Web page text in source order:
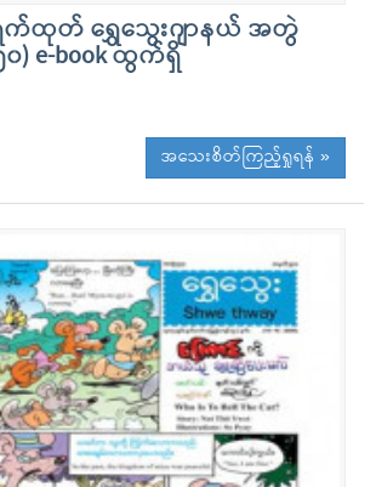
ရက်ထုတ် ရွှေသွေးဂျာနယ် အတွဲ
) e-book ထွက်ရှိ
အသေးစိတ်ကြည့်ရှုရန် »